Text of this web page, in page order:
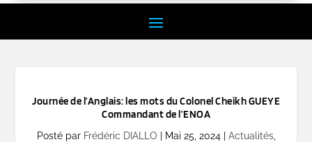
Journée de l’Anglais: les mots du Colonel Cheikh GUEYE
Commandant de l’ENOA
Posté par Frédéric DIALLO Mai 25, 2024| Actualités,